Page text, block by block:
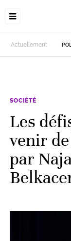
Actuellement
SOCIÉTÉ
Les
venir
par